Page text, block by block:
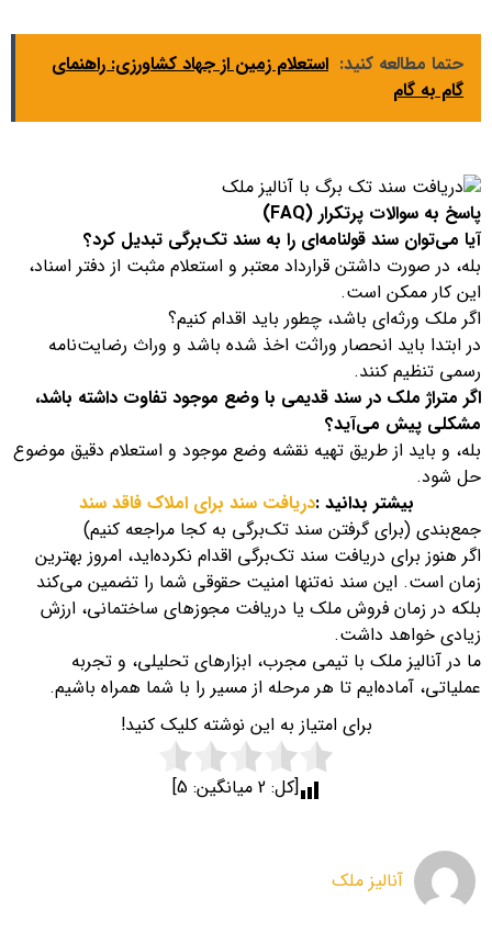
حتما مطالعه کنید: استعلام زمین از جهاد کشاورزی: راهنمای
گام به گام
پاسخ به سوالات پرتکرار (FAQ)
آیا می‌توان سند قولنامه‌ای را به سند تک‌برگی تبدیل کرد؟
بله، در صورت داشتن قرارداد معتبر و استعلام مثبت از دفتر اسناد،
این کار ممکن است.
اگر ملک ورثه‌ای باشد، چطور باید اقدام کنیم؟
در ابتدا باید انحصار وراثت اخذ شده باشد و وراث رضایت‌نامه
رسمی تنظیم کنند.
اگر متراژ ملک در سند قدیمی با وضع موجود تفاوت داشته باشد،
مشکلی پیش می‌آید؟
بله، و باید از طریق تهیه نقشه وضع موجود و استعلام دقیق موضوع
حل شود.
بیشتر بدانید :دریافت سند برای املاک فاقد سند
جمع‌بندی (برای گرفتن سند تک‌برگی به کجا مراجعه کنیم)
اگر هنوز برای دریافت سند تک‌برگی اقدام نکرده‌اید، امروز بهترین
زمان است. این سند نه‌تنها امنیت حقوقی شما را تضمین می‌کند
بلکه در زمان فروش ملک یا دریافت مجوزهای ساختمانی، ارزش
زیادی خواهد داشت.
ما در آنالیز ملک با تیمی مجرب، ابزارهای تحلیلی، و تجربه
عملیاتی، آماده‌ایم تا هر مرحله از مسیر را با شما همراه باشیم.
برای امتیاز به این نوشته کلیک کنید!
[کل:2 میانگین: 5
]
آنالیز ملک